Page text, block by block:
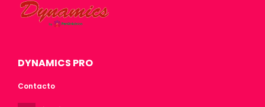
DYNAMICS PRO
Contacto